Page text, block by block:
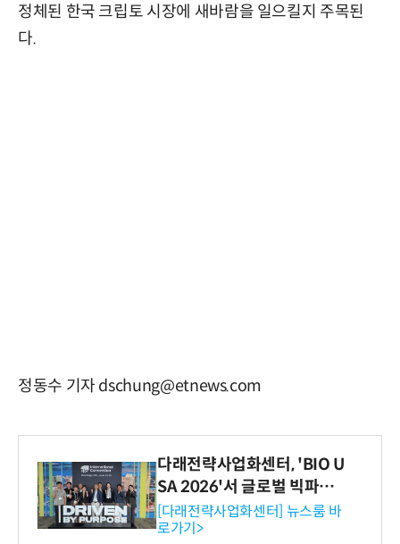
정체된 한국 크립토 시장에 새바람을 일으킬지 주목된
다.
정동수 기자 dschung@etnews.com
다래전략사업화센터, 'BIO U
SA 2026'서 글로벌 빅파마
와의 비즈니스 미팅 지원…K
-바이오 해외 진출 교두보 확
[다래전략사업화센터] 뉴스룸 바
로가기>